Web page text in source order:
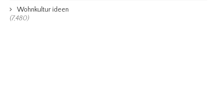
Wohnkultur ideen
(7,480)